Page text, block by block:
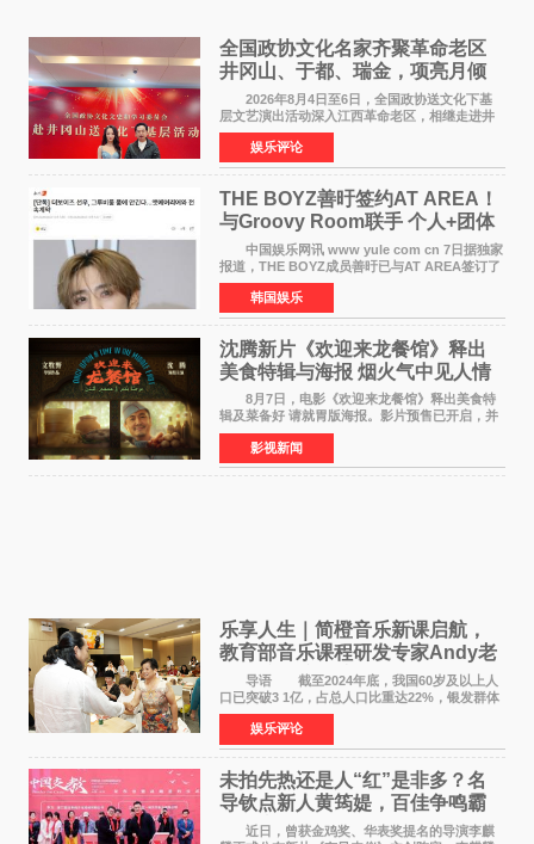
全国政协文化名家齐聚革命老区
井冈山、于都、瑞金，项亮月倾
情献唱《桃花谣》致敬红色沃土
2026年8月4日至6日，全国政协送文化下基
层文艺演出活动深入江西革命老区，相继走进井
冈山、于都长征出发地、瑞金三地。由全国政协
文化文史和学习委员会副主任、甘肃省政协原主
席欧阳坚率团，一
娱乐评论
THE BOYZ善旴签约AT AREA！
与Groovy Room联手 个人+团体
活动并行
中国娱乐网讯 www yule com cn 7日据独家
报道，THE BOYZ成员善旴已与AT AREA签订了
专属合约。AT AREA是由知名制作人组合
Groovy Room创立的hip-hop厂牌，旗下拥有多
位实力派音乐人，在韩
韩国娱乐
沈腾新片《欢迎来龙餐馆》释出
美食特辑与海报 烟火气中见人情
温暖
8月7日，电影《欢迎来龙餐馆》释出美食特
辑及菜备好 请就胃版海报。影片预售已开启，并
将于8月8日至10日14:00-21:00举行全国超前点
映。电影《欢迎来龙餐馆》作为战争美食喜剧大
片，讲述了中国
影视新闻
乐享人生｜简橙音乐新课启航，
教育部音乐课程研发专家Andy老
师重磅入驻领航银龄琴声
导语 截至2024年底，我国60岁及以上人
口已突破3 1亿，占总人口比重达22%，银发群体
的精神文化需求日益凸显。2024年1月，国务院办
公厅印发《关于发展银发经济增进老年人福祉的
意见》——这是
娱乐评论
未拍先热还是人“红”是非多？名
导钦点新人黄筠媞，百佳争鸣霸
气回应
近日，曾获金鸡奖、华表奖提名的导演李麒